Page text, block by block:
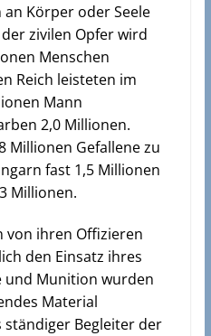
Körper oder Seele
zivilen Opfer wird
Menschen
Reich leisteten im
Mann
2,0 Millionen.
Millionen Gefallene zu
fast 1,5 Millionen
Millionen.
von ihren Offizieren
den Einsatz ihres
und Munition wurden
Material
Begleiter der